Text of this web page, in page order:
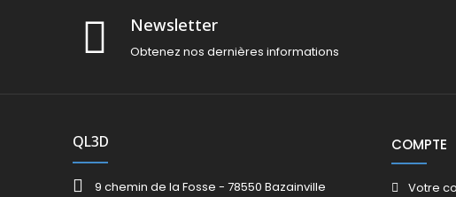
Newsletter
Obtenez nos dernières informations
QL3D
9 chemin de la Fosse - 78550 Bazainville
COMPTE
Votre